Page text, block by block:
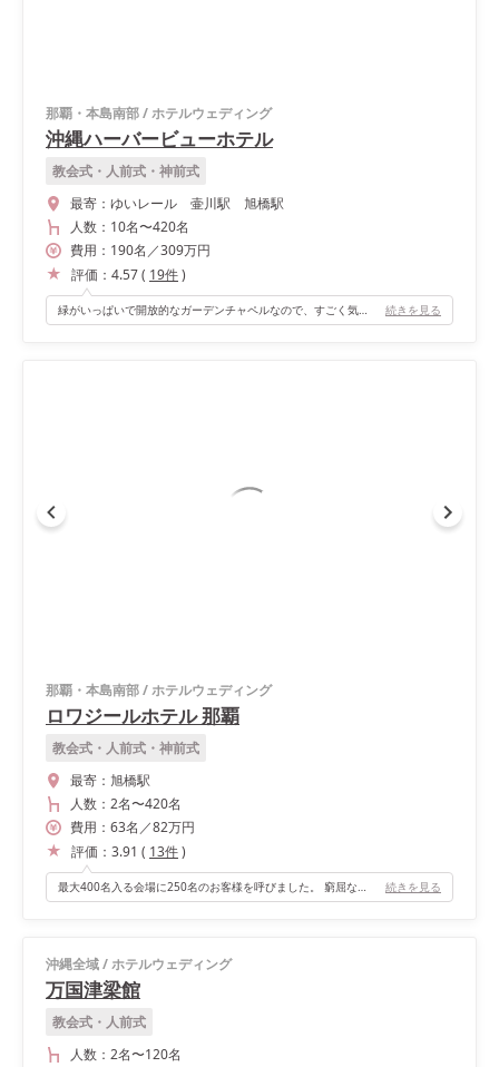
那覇・本島南部/ホテルウェディング
沖縄ハーバービューホテル
教会式・人前式・神前式
最寄： ゆいレール 壷川駅 旭橋駅
人数： 10名〜420名
費用： 190名 ／309万円
評価： 4.57( 19件)
緑がいっぱいで開放的なガーデンチャペルなので、すごく気持ちが良かったです。 続きを見る
那覇・本島南部/ホテルウェディング
ロワジールホテル 那覇
教会式・人前式・神前式
最寄： 旭橋駅
人数： 2名〜420名
費用： 63名 ／82万円
評価： 3.91 ( 13件)
最大400名入る会場に250名のお客様を呼びました。 窮屈なことにはならず伸び伸びと飲んで食べて踊って楽しい空間を楽しむことができ、会場の綺麗さやステージも広いので余興も見やすく、演出も派手にしなくてもとても贅沢な演出に見えて周りからお値段以上の良い反応をいただけました。 続きを見る
沖縄全域/ホテルウェディング
万国津梁館
教会式・人前式
人数： 2名〜120名